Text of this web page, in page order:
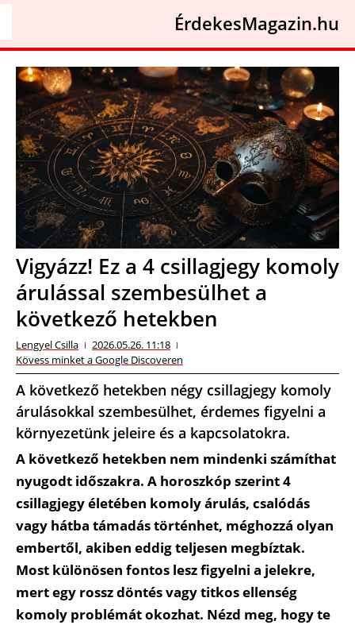
ÉrdekesMagazin.hu
Vigyázz! Ez a 4 csillagjegy komoly
árulással szembesülhet a
következő hetekben
Lengyel Csilla
2026.05.26. 11:18
Kövess minket a Google Discoveren
A következő hetekben négy csillagjegy komoly
árulásokkal szembesülhet, érdemes figyelni a
környezetünk jeleire és a kapcsolatokra.
A következő hetekben nem mindenki számíthat
nyugodt időszakra. A horoszkóp szerint 4
csillagjegy életében komoly árulás, csalódás
vagy hátba támadás történhet, méghozzá olyan
embertől, akiben eddig teljesen megbíztak.
Most különösen fontos lesz figyelni a jelekre,
mert egy rossz döntés vagy titkos ellenség
komoly problémát okozhat. Nézd meg, hogy te